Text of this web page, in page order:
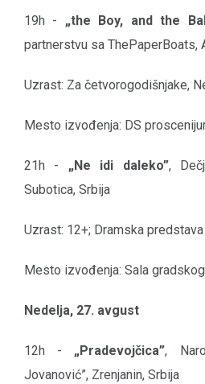
19h - „the Boy, and the
partnerstvu sa ThePaperBoats,
Uzrast: Za četvorogodišnjake,
Mesto izvođenja: DS
21h - „Ne idi daleko”,
Subotica, Srbija
Uzrast: 12+; Dramska predstava
Mesto izvođenja: Sala
Nedelja, 27. avgust
12h - „Pradevojčica”,
Jovanović”, Zrenjanin, Srbija